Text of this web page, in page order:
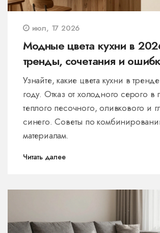
июл, 17 2026
Модные цвета кухни в
тренды, сочетания и
Узнайте, какие цвета кухни в
году. Отказ от холодного серого в
теплого песочного, оливкового и
синего. Советы по
материалам.
Читать далее